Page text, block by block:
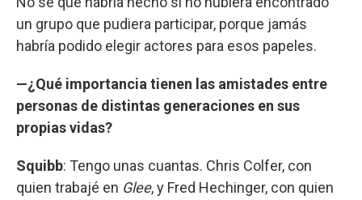
un grupo que pudiera participar, porque jamás
habría podido elegir actores para esos papeles.
—¿Qué importancia tienen las amistades entre
personas de distintas generaciones en sus
propias vidas?
Squibb: Tengo unas cuantas. Chris Colfer, con
quien trabajé en Glee, y Fred Hechinger, con quien